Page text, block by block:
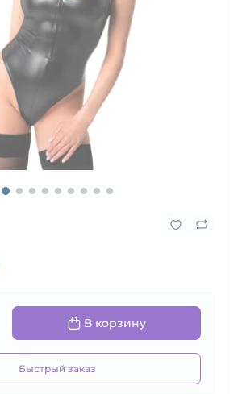
В корзину
Быстрый заказ